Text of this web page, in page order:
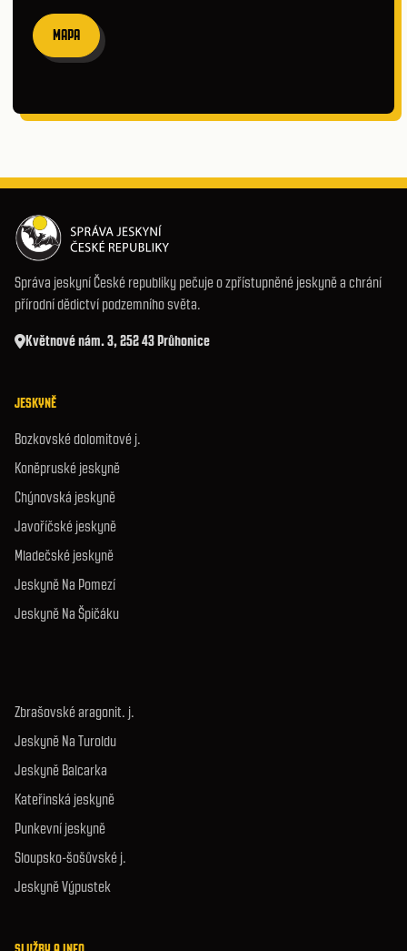
MAPA
Správa jeskyní České republiky pečuje o zpřístupněné jeskyně a chrání
přírodní dědictví podzemního světa.
Květnové nám. 3, 252 43 Průhonice
JESKYNĚ
Bozkovské dolomitové j.
Koněpruské jeskyně
Chýnovská jeskyně
Javoříčské jeskyně
Mladečské jeskyně
Jeskyně Na Pomezí
Jeskyně Na Špičáku
Zbrašovské aragonit. j.
Jeskyně Na Turoldu
Jeskyně Balcarka
Kateřinská jeskyně
Punkevní jeskyně
Sloupsko-šošůvské j.
Jeskyně Výpustek